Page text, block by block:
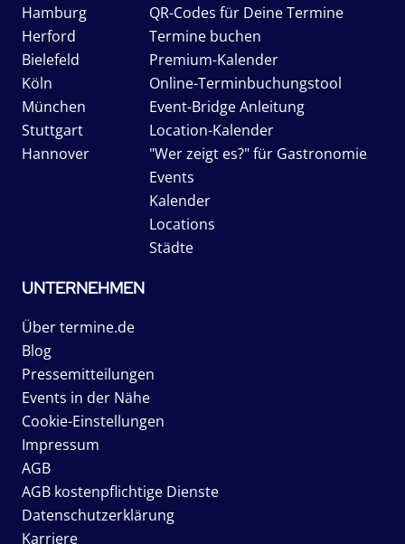
Hamburg
Herford
Bielefeld
Köln
München
Stuttgart
Hannover
QR-Codes für Deine Termine
Termine buchen
Premium-Kalender
Online-Terminbuchungstool
Event-Bridge Anleitung
Location-Kalender
"Wer zeigt es?" für Gastronomie
Events
Kalender
Locations
Städte
UNTERNEHMEN
Über termine.de
Blog
Pressemitteilungen
Events in der Nähe
Cookie-Einstellungen
Impressum
AGB
AGB kostenpflichtige Dienste
Datenschutzerklärung
Karriere